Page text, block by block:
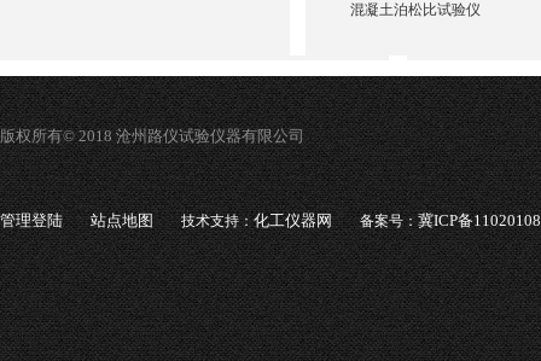
混凝土泊松比试验仪
版权所有© 2018 沧州路仪试验仪器有限公司
管理登陆 站点地图 技术支持：化工仪器网 备案号：冀ICP备